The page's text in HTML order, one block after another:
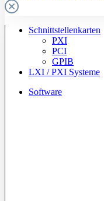
Schnittstellenkarten
PXI
PCI
GPIB
LXI / PXI Systeme
Software